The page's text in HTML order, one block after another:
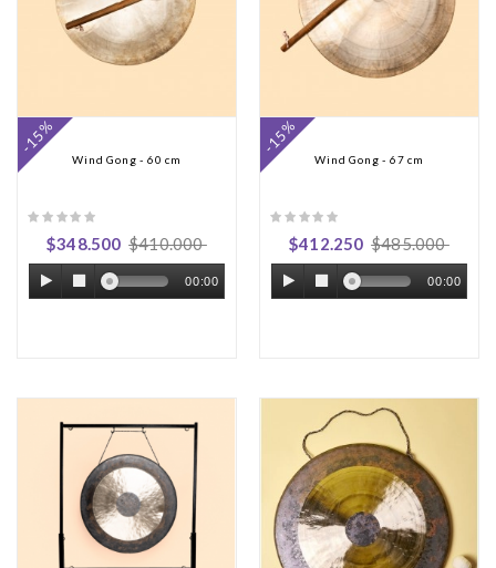
Wind Gong - 60 cm
$348.500 $410.000
00:00
-15%
Wind Gong - 67 cm
$412.250 $485.000
00:00
-15%